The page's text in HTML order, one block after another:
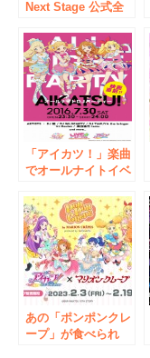
Next Stage 公式全
シャルストア」開催
のお知らせ
「アイカツ！」楽曲
でオールナイトイベ
ニソンカフェOPEN
記念でコラボ企画実
施 予約は2016年7
月6日(水)12:00～
あの「ポンポンクレ
ープ」が食べられ